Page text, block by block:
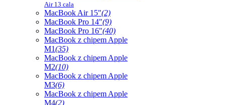
Air 13 cala
MacBook Air 15"(2)
MacBook Pro 14"(9)
MacBook Pro 16"(40)
MacBook z chipem Apple
M1(35)
MacBook z chipem Apple
M2(10)
MacBook z chipem Apple
M3(6)
MacBook z chipem Apple
M4(2)